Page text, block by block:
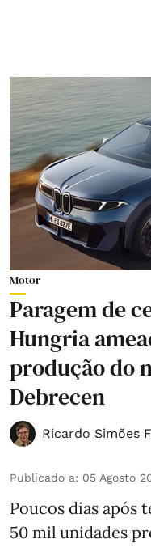
Motor
Paragem de
Hungria
produção do
Debrecen
Ricardo Simões
Publicado a: 05 Agosto
Poucos dias após
50 mil unidades